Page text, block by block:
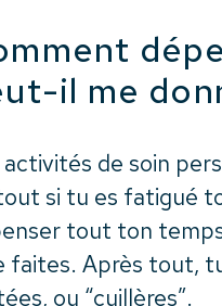
il me
activités de soin
si tu es fatigué
tout ton
faites. Après tout,
ou “cuillères”.